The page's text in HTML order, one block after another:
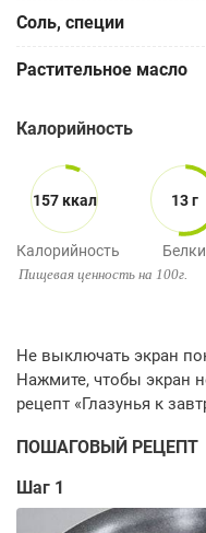
Соль, специи
Растительное масло
Калорийность
157 ккал
Калорийность
13 г
Белки
Пищевая ценность на 100г.
ПОШАГОВЫЙ РЕЦЕПТ
Шаг 1